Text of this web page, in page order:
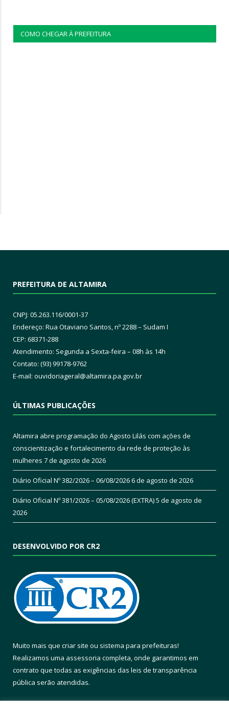
COMO CHEGAR À PREFEITURA
PREFEITURA DE ALTAMIRA
CNPJ: 05.263.116/0001-37
Endereço: Rua Otaviano Santos, nº 2288 – Sudam I
CEP: 68371-288
Atendimento: Segunda a Sexta-feira – 08h às 14h
Contato: (93) 99178-9762
E-mail: ouvidoriageral@altamira.pa.gov.br
ÚLTIMAS PUBLICAÇÕES
Altamira abre programação do Agosto Lilás com ações de
conscientização e fortalecimento da rede de proteção às
mulheres 7 de agosto de 2026
Diário Oficial Nº 382/2026 – 06/08/20266 de agosto de 2026
Diário Oficial Nº 381/2026 – 05/08/2026 (EXTRA)5 de agosto de
2026
DESENVOLVIDO POR CR2
Muito mais que criar site ou sistema para prefeituras!
Realizamos uma assessoria completa, onde garantimos em
contrato que todas as exigências das leis de transparência
pública serão atendidas.